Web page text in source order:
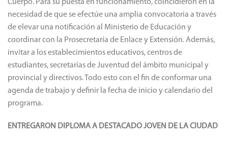
Cuerpo. Para su puesta en funcionamiento, coincidieron en la
necesidad de que se efectúe una amplia convocatoria a través
de elevar una notificación al Ministerio de Educación y
coordinar con la Prosecretaría de Enlace y Extensión. Además,
invitar a los establecimientos educativos, centros de
estudiantes, secretarías de Juventud del ámbito municipal y
provincial y directivos. Todo esto con el fin de conformar una
agenda de trabajo y definir la fecha de inicio y calendario del
programa.
ENTREGARON DIPLOMA A DESTACADO JOVEN DE LA CIUDAD